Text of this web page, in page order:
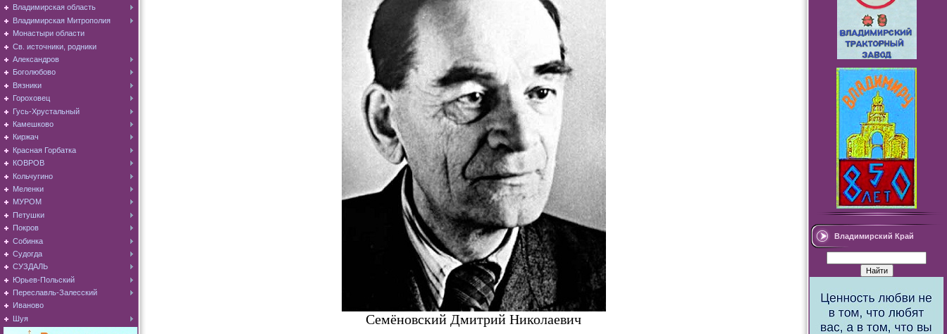
Владимирская область
Владимирская Митрополия
Монастыри области
Св. источники, родники
Александров
Боголюбово
Вязники
Гороховец
Гусь-Хрустальный
Камешково
Киржач
Красная Горбатка
КОВРОВ
Кольчугино
Меленки
МУРОМ
Петушки
Покров
Собинка
Судогда
СУЗДАЛЬ
Юрьев-Польский
Переславль-Залесский
Иваново
Шуя
Семёновский Дмитрий Николаевич
Владимирский Край